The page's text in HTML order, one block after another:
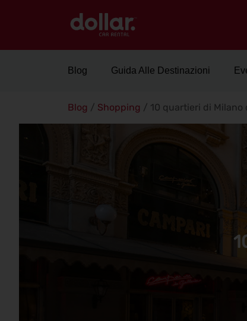
Blog Guida Alle Destinazioni
Blog / Shopping / 10 quartieri di